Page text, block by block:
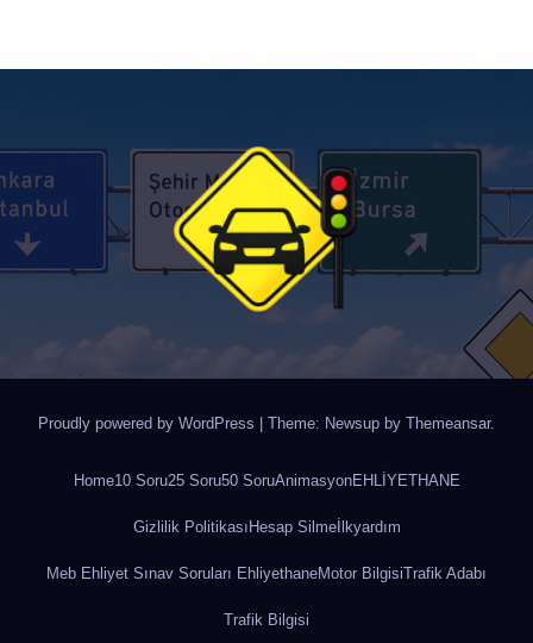
Proudly powered by WordPress Theme: Newsup by Themeansar.
Home10 Soru25 Soru50 SoruAnimasyonEHLİYETHANE
Gizlilik Politikası Hesap Silmeİlkyardım
Meb Ehliyet Sınav Soruları EhliyethaneMotor BilgisiTrafik Adabı
Trafik Bilgisi